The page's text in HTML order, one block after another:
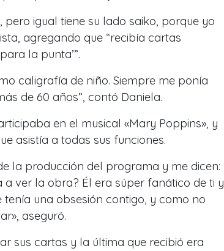
igual tiene su lado saiko, porque yo
agregando que “recibía cartas
la punta’”.
caligrafía de niño. Siempre me ponía
de 60 años”, contó Daniela.
en el musical «Mary Poppins», y
asistía a todas sus funciones.
la producción del programa y me dicen:
a ver la obra? Él era súper fanático de ti y
una obsesión contigo, y como no
aseguró.
sus cartas y la última que recibió era